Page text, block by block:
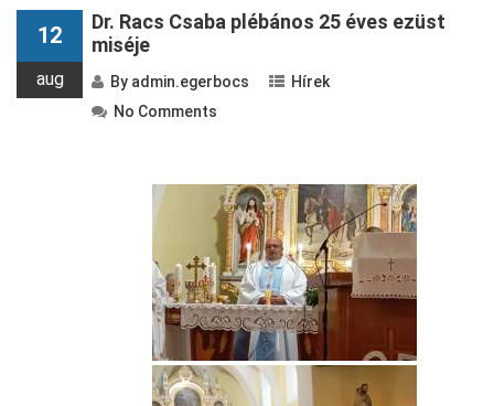
12
aug
Dr. Racs Csaba plébános 25 éves ezüst
miséje
By admin.egerbocs
Hírek
No Comments